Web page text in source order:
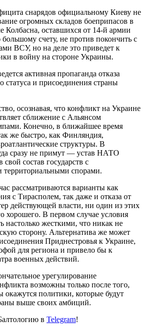
снарядов официальному Киеву не
огромных складов боеприпасов в
Колбасна, оставшихся от 14-й армии
счету, не против покончить с
ВСУ, но на деле это приведет к
в войну на стороне Украины.
активная пропаганда отказа
статуса и присоединения страны
осознавая, что конфликт на Украине
сближение с Альянсом
Конечно, в ближайшее время
же быстро, как Финляндия,
структуры. В
сразу не примут — устав НАТО
состав государств с
территориальными спорами.
рассматриваются варианты как
с Тирасполем, так даже и отказа от
действующей власти, ни один из этих
хорошего. В первом случае условия
настолько жесткими, что никак не
сторону. Альтернатива же может
Приднестровья к Украине,
для региона и привело бы к
военных действий.
урегулирование
возможны только после того,
окажутся политики, которые будут
выше своих амбиций.
в Telegram!